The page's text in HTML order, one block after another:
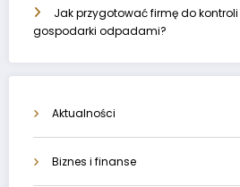
Jak przygotować firmę do kontroli
gospodarki odpadami?
Aktualności
Biznes i finanse